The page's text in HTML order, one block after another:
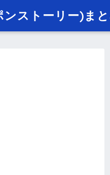
ストーリー)ま